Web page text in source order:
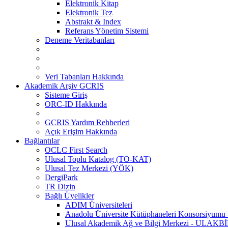
Elektronik Kitap
Elektronik Tez
Abstrakt & Index
Referans Yönetim Sistemi
Deneme Veritabanları
Veri Tabanları Hakkında
Akademik Arşiv GCRIS
Sisteme Giriş
ORC-ID Hakkında
GCRIS Yardım Rehberleri
Açık Erişim Hakkında
Bağlantılar
OCLC First Search
Ulusal Toplu Katalog (TO-KAT)
Ulusal Tez Merkezi (YÖK)
DergiPark
TR Dizin
Bağlı Üyelikler
ADIM Üniversiteleri
Anadolu Üniversite Kütüphaneleri
Ulusal Akademik Ağ ve Bilgi Merkezi -